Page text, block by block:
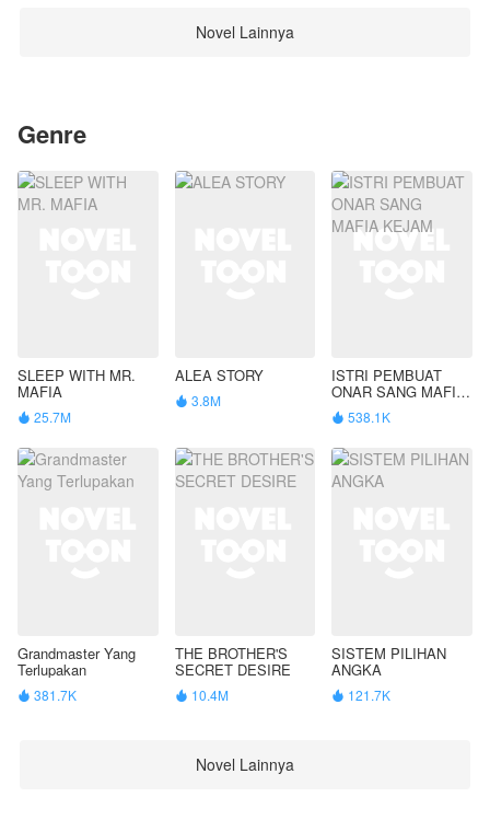
Novel Lainnya
Genre
SLEEP WITH MR.
MAFIA
 25.7M
ALEA STORY
 3.8M
ISTRI PEMBUAT
ONAR SANG MAFIA
KEJAM
 538.1K
Grandmaster Yang
Terlupakan
 381.7K
THE BROTHER'S
SECRET DESIRE
 10.4M
SISTEM PILIHAN
ANGKA
 121.7K
Novel Lainnya